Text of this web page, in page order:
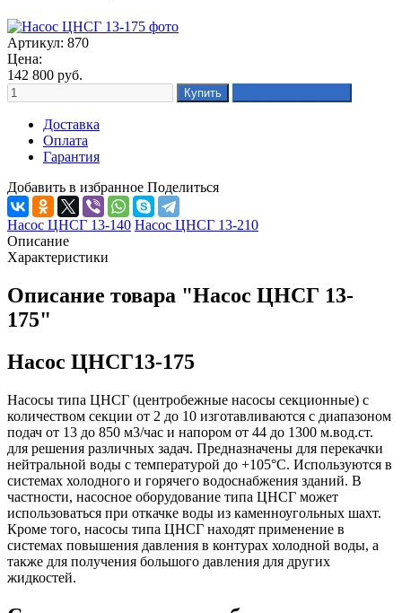
Артикул: 870
Цена:
142 800 руб.
Доставка
Оплата
Гарантия
Добавить в избранное Поделиться
Насос ЦНСГ 13-140 Насос ЦНСГ 13-210
Описание
Характеристики
Описание товара "Насос ЦНСГ 13-
175"
Насос ЦНСГ13-175
Насосы типа ЦНСГ (центробежные насосы секционные) с
количеством секции от 2 до 10 изготавливаются с диапазоном
подач от 13 до 850 м3/час и напором от 44 до 1300 м.вод.ст.
для решения различных задач. Предназначены для перекачки
нейтральной воды с температурой до +105°С. Используются в
системах холодного и горячего водоснабжения зданий. В
частности, насосное оборудование типа ЦНСГ может
использоваться при откачке воды из каменноугольных шахт.
Кроме того, насосы типа ЦНСГ находят применение в
системах повышения давления в контурах холодной воды, а
также для получения большого давления для других
жидкостей.